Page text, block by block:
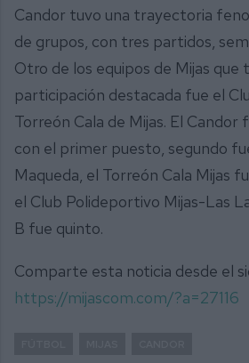
Candor tuvo una trayectoria
de grupos, con tres partidos,
Otro de los equipos de Mijas que
participación destacada fue el
Torreón Cala de Mijas. El
con el primer puesto, segundo
Maqueda, el Torreón Cala Mijas
el Club Polideportivo Mijas-Las
B fue quinto.
Comparte esta noticia desde el
https://mijascom.com/?a=27116